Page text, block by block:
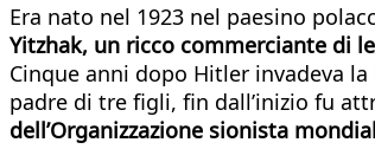
Era nato nel 1923 nel paesino
Yitzhak, un ricco commerciante di
Cinque anni dopo Hitler invadeva
padre di tre figli, fin dall’inizio fu
dell’Organizzazione sionista